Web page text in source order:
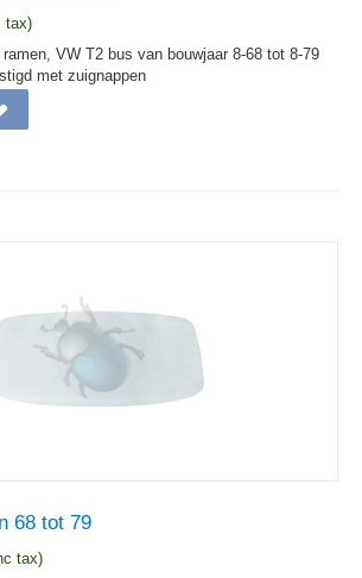
tax)
VW T2 bus van bouwjaar 8-68 tot 8-79
met zuignappen
68 tot 79
tax)